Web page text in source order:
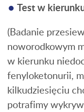
Test w
(Badanie
noworodkowym
w kierunku
fenyloketonurii,
kilkudziesięciu
potrafimy